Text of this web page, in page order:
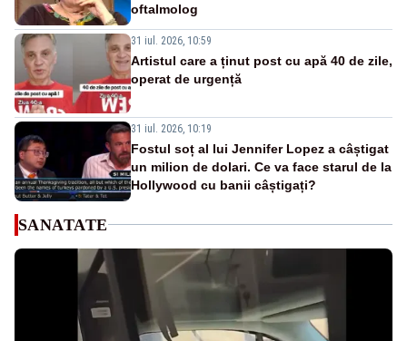
oftalmolog
31 iul. 2026, 10:59
Artistul care a ținut post cu apă 40 de zile,
operat de urgență
31 iul. 2026, 10:19
Fostul soț al lui Jennifer Lopez a câștigat
un milion de dolari. Ce va face starul de la
Hollywood cu banii câștigați?
SANATATE